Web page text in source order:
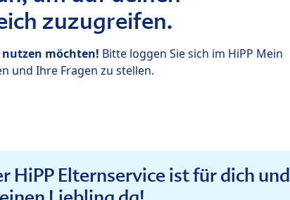
zuzugreifen.
nutzen möchten! Bitte loggen Sie sich im HiPP Mein
und Ihre Fragen zu stellen.
HiPP Elternservice ist für dich und